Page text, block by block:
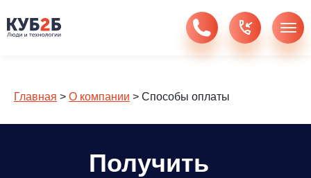
Главная > О компании > Способы оплаты
Получить